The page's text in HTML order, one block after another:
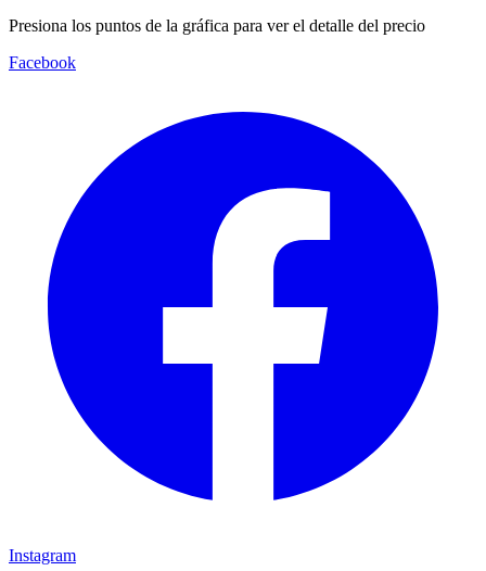
Presiona los puntos de la gráfica para ver el detalle del precio
Facebook
Instagram